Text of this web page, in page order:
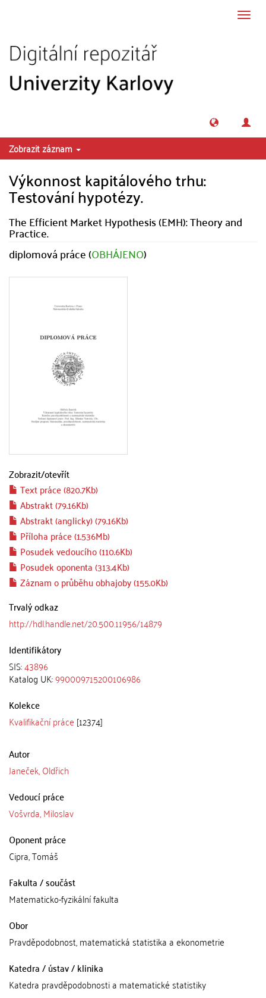
Zobrazit záznam
Výkonnost kapitálového trhu:
Testování hypotézy.
The Efficient Market Hypothesis (EMH): Theory and
Practice.
diplomová práce (OBHÁJENO)
Zobrazit/otevřít
Text práce (820.7Kb)
Abstrakt (79.16Kb)
Abstrakt (anglicky) (79.16Kb)
Příloha práce (1.536Mb)
Posudek vedoucího (110.6Kb)
Posudek oponenta (313.4Kb)
Záznam o průběhu obhajoby (155.0Kb)
Trvalý odkaz
http://hdl.handle.net/20.500.11956/14879
Identifikátory
SIS:43896
Katalog UK:990009715200106986
Kolekce
Kvalifikační práce [12374]
Autor
Janeček, Oldřich
Vedoucí práce
Vošvrda, Miloslav
Oponent práce
Cipra, Tomáš
Fakulta / součást
Matematicko-fyzikální fakulta
Obor
Pravděpodobnost, matematická statistika a ekonometrie
Katedra / ústav / klinika
Katedra pravděpodobnosti a matematické statistiky